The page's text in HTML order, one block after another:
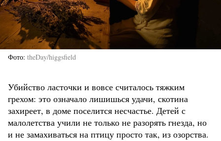
Фото theDay/higgsfield
Убийство ласточки и вовсе считалось тяжким
грехом: это означало лишишься удачи, скотина
захиреет, в доме поселится несчастье. Детей с
малолетства учили не только не разорять гнезда, но
и не замахиваться на птицу просто так, из озорства.